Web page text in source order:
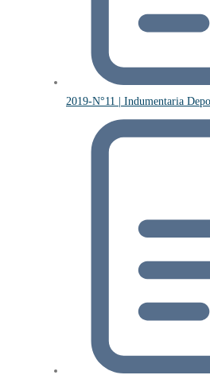
2019-N°11 | Indumentaria